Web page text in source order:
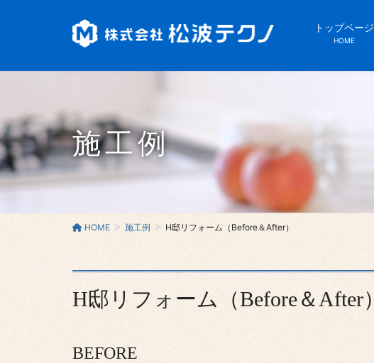
トップページ
HOME
施工例
HOME 施工例 H邸リフォーム（Before＆After）
H邸リフォーム（Before＆After）
BEFORE